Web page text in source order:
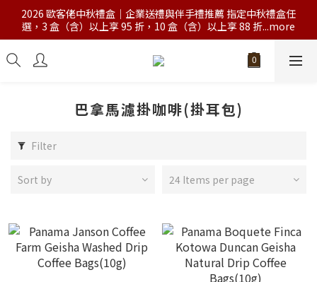
2026 歐客佬中秋禮盒｜企業送禮與伴手禮推薦 指定中秋禮盒任
選，3 盒（含）以上享 95 折，10 盒（含）以上享 88 折...more
巴拿馬濾掛咖啡(掛耳包)
Filter
Sort by 24 Items per page